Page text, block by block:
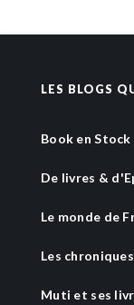
LES BLOGS
Book en Stock
De livres &
Le monde de
Les
Muti et ses